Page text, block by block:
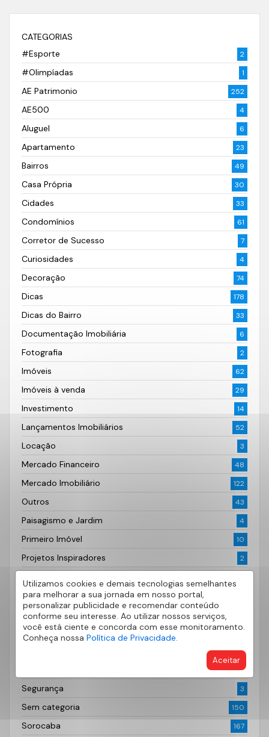
Utilizamos cookies e demais tecnologias semelhantes
para melhorar a sua jornada em nosso portal,
personalizar publicidade e recomendar conteúdo
conforme seu interesse. Ao utilizar nossos serviços,
você está ciente e concorda com esse monitoramento.
Conheça nossa Política de Privacidade.
Aceitar
CATEGORIAS
#Esporte
2
#Olimpíadas 1
AE Patrimonio 252
AE500 4
Aluguel 6
Apartamento 23
Bairros 49
Casa Própria 30
Cidades 33
Condomínios 61
Corretor de Sucesso 7
Curiosidades 4
Decoração 74
Dicas 178
Dicas do Bairro 33
Documentação Imobiliária 6
Fotografia 2
Imóveis 62
Imóveis à venda 29
Investimento 14
Lançamentos Imobiliários 52
Locação 3
Mercado Financeiro 48
Mercado Imobiliário 122
Outros 43
Paisagismo e Jardim 4
Primeiro Imóvel 10
Projetos Inspiradores 2
Quero Anunciar
Quero Comprar
Realiza AE Seguros 1
5
2
Segurança 3
Sem categoria 150
Sorocaba 167